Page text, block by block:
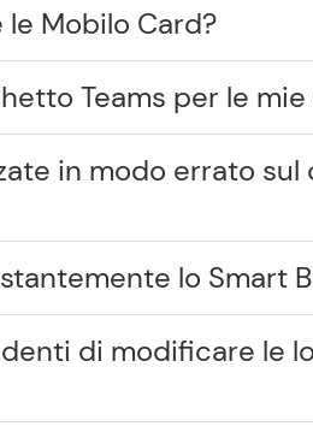
Mobilo Card?
Teams per le
in modo errato
lo Smart
di modificare le